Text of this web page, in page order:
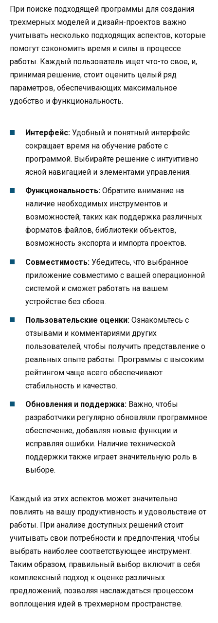
При поиске подходящей программы для создания
трехмерных моделей и дизайн-проектов важно
учитывать несколько подходящих аспектов, которые
помогут сэкономить время и силы в процессе
работы. Каждый пользователь ищет что-то свое, и,
принимая решение, стоит оценить целый ряд
параметров, обеспечивающих максимальное
удобство и функциональность.
Интерфейс: Удобный и понятный интерфейс
сокращает время на обучение работе с
программой. Выбирайте решение с интуитивно
ясной навигацией и элементами управления.
Функциональность: Обратите внимание на
наличие необходимых инструментов и
возможностей, таких как поддержка различных
форматов файлов, библиотеки объектов,
возможность экспорта и импорта проектов.
Совместимость: Убедитесь, что выбранное
приложение совместимо с вашей операционной
системой и сможет работать на вашем
устройстве без сбоев.
Пользовательские оценки: Ознакомьтесь с
отзывами и комментариями других
пользователей, чтобы получить представление о
реальных опыте работы. Программы с высоким
рейтингом чаще всего обеспечивают
стабильность и качество.
Обновления и поддержка: Важно, чтобы
разработчики регулярно обновляли программное
обеспечение, добавляя новые функции и
исправляя ошибки. Наличие технической
поддержки также играет значительную роль в
выборе.
Каждый из этих аспектов может значительно
повлиять на вашу продуктивность и удовольствие от
работы. При анализе доступных решений стоит
учитывать свои потребности и предпочтения, чтобы
выбрать наиболее соответствующее инструмент.
Таким образом, правильный выбор включит в себя
комплексный подход к оценке различных
предложений, позволяя наслаждаться процессом
воплощения идей в трехмерном пространстве.